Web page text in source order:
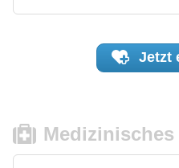
Jetzt